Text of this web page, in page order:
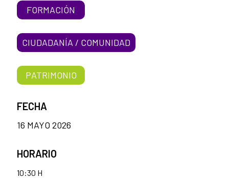
FORMACIÓN
CIUDADANÍA / COMUNIDAD
PATRIMONIO
FECHA
16 MAYO 2026
HORARIO
10:30 H